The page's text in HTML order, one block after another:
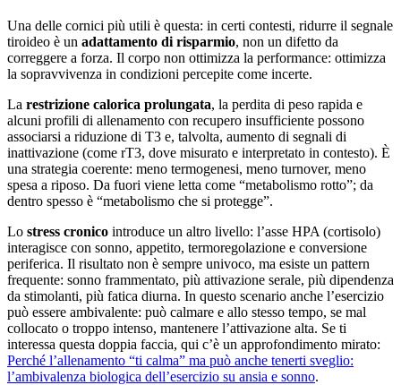
Una delle cornici più utili è questa: in certi contesti, ridurre il segnale
tiroideo è un adattamento di risparmio, non un difetto da
correggere a forza. Il corpo non ottimizza la performance: ottimizza
la sopravvivenza in condizioni percepite come incerte.
La restrizione calorica prolungata, la perdita di peso rapida e
alcuni profili di allenamento con recupero insufficiente possono
associarsi a riduzione di T3 e, talvolta, aumento di segnali di
inattivazione (come rT3, dove misurato e interpretato in contesto). È
una strategia coerente: meno termogenesi, meno turnover, meno
spesa a riposo. Da fuori viene letta come “metabolismo rotto”; da
dentro spesso è “metabolismo che si protegge”.
Lo stress cronico introduce un altro livello: l’asse HPA (cortisolo)
interagisce con sonno, appetito, termoregolazione e conversione
periferica. Il risultato non è sempre univoco, ma esiste un pattern
frequente: sonno frammentato, più attivazione serale, più dipendenza
da stimolanti, più fatica diurna. In questo scenario anche l’esercizio
può essere ambivalente: può calmare e allo stesso tempo, se mal
collocato o troppo intenso, mantenere l’attivazione alta. Se ti
interessa questa doppia faccia, qui c’è un approfondimento mirato:
Perché l’allenamento “ti calma” ma può anche tenerti sveglio:
l’ambivalenza biologica dell’esercizio su ansia e sonno.